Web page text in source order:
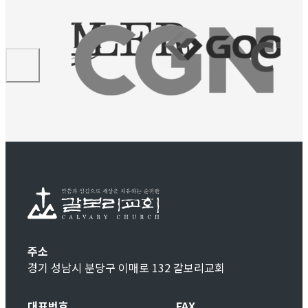
주소
경기 성남시 분당구 이매로 132 갈보리교회